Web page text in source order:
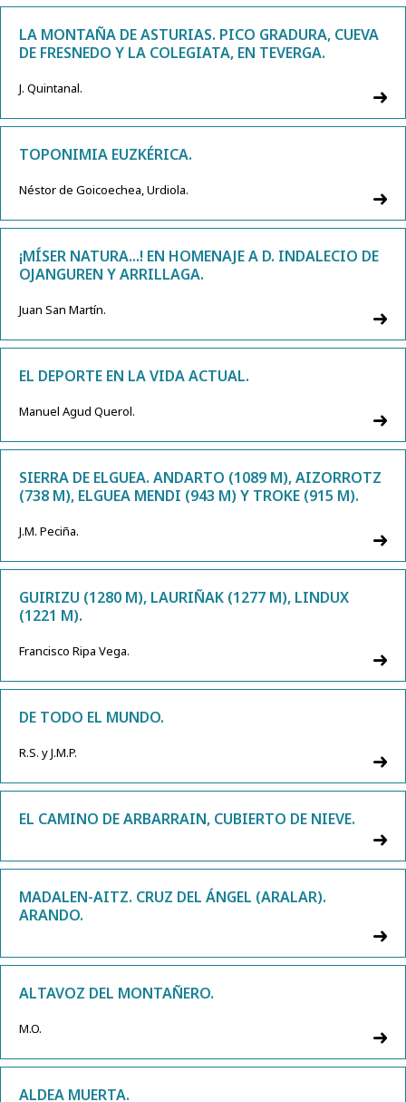
LA MONTAÑA DE ASTURIAS. PICO GRADURA, CUEVA
DE FRESNEDO Y LA COLEGIATA, EN TEVERGA.
J. Quintanal.
TOPONIMIA EUZKÉRICA.
Néstor de Goicoechea, Urdiola.
¡MÍSER NATURA...! EN HOMENAJE A D. INDALECIO DE
OJANGUREN Y ARRILLAGA.
Juan San Martín.
EL DEPORTE EN LA VIDA ACTUAL.
Manuel Agud Querol.
SIERRA DE ELGUEA. ANDARTO (1089 M), AIZORROTZ
(738 M), ELGUEA MENDI (943 M) Y TROKE (915 M).
J.M. Peciña.
GUIRIZU (1280 M), LAURIÑAK (1277 M), LINDUX
(1221 M).
Francisco Ripa Vega.
DE TODO EL MUNDO.
R.S. y J.M.P.
EL CAMINO DE ARBARRAIN, CUBIERTO DE NIEVE.
MADALEN-AITZ. CRUZ DEL ÁNGEL (ARALAR).
ARANDO.
ALTAVOZ DEL MONTAÑERO.
M.O.
ALDEA MUERTA.